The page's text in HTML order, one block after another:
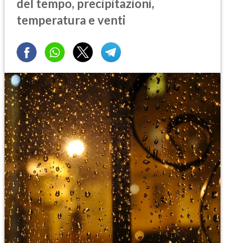
del tempo, precipitazioni,
temperatura e venti